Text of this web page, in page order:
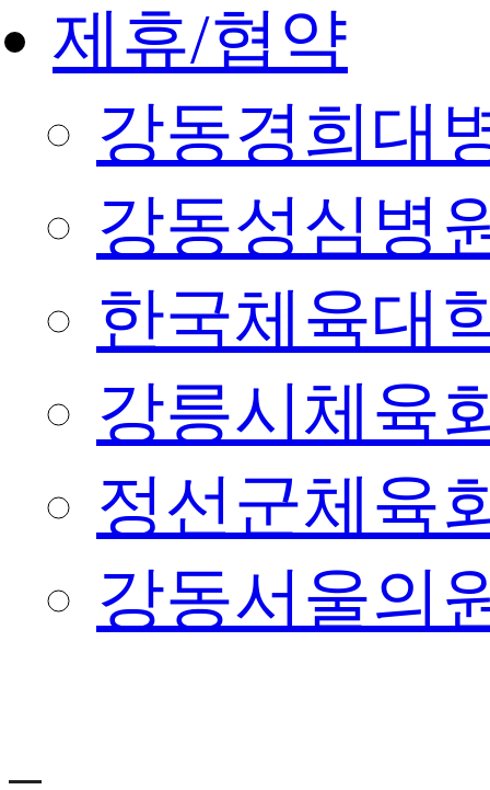
제휴/협약
강동경희대
강동성심병
한국체육대
강릉시체육
정선군체육
강동서울의